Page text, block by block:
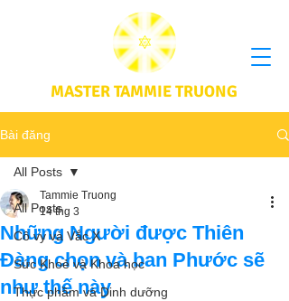
MASTER TAMMIE TRUONG
Bài đăng
All Posts
Cô vy và Vắc X
Sức Khoẻ và Khoa học
Thực phầm và Dinh dưỡng
All Posts
Những Người được Thiên
Đàng chọn và ban Phước sẽ
như thế này
Tammie Truong
14 thg 3